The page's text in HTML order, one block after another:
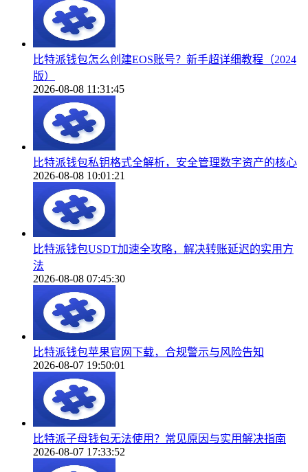
比特派钱包怎么创建EOS账号？新手超详细教程（2024
版）
2026-08-08 11:31:45
比特派钱包私钥格式全解析，安全管理数字资产的核心
2026-08-08 10:01:21
比特派钱包USDT加速全攻略，解决转账延迟的实用方
法
2026-08-08 07:45:30
比特派钱包苹果官网下载，合规警示与风险告知
2026-08-07 19:50:01
比特派子母钱包无法使用？常见原因与实用解决指南
2026-08-07 17:33:52